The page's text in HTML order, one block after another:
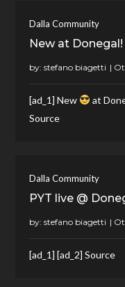
Dalla Community
New at Donegal!
by:stefano biagetti
[ad_1] New
at
Source
Dalla Community
PYT live @
by:stefano biagetti
[ad_1] [ad_2] Source